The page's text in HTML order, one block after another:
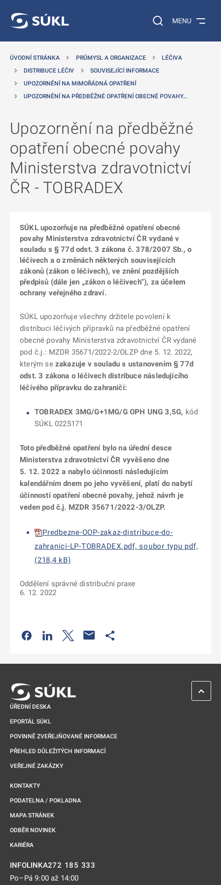
Vyhledávání na
MENU
ÚVODNÍ STRÁNKA PRŮMYSL A ORGANIZACE
LÉČIVA
DISTRIBUCE LÉČIV
SOUVISEJÍCÍ INFORMACE
UPOZORNĚNÍ NA MIMOŘÁDNÁ OPATŘENÍ
UPOZORNĚNÍ NA PŘEDBĚŽNÉ OPATŘENÍ OBECNÉ POVAHY…
Upozornění na předběžné
opatření obecné povahy
Ministerstva zdravotnictví
ČR - TOBRADEX
SÚKL upozorňuje na předběžné opatření obecné
povahy Ministerstva zdravotnictví ČR vydané v
souladu s § 77d odst. 3 zákona č. 378/2007 Sb., o
léčivech a o změnách některých souvisejících
zákonů (zákon o léčivech), ve znění pozdějších
předpisů (dále jen „zákon o léčivech“), za účelem
ochrany veřejného zdraví.
SÚKL upozorňuje všechny držitele povolení k
distribuci léčivých přípravků na předběžné opatření
obecné povahy Ministerstva zdravotnictví ČR vydané
pod č.j.: MZDR 35671/2022-2/OLZP dne 5. 12. 2022,
kterým se zakazuje v souladu s ustanovením § 77d
odst. 3 zákona o léčivech distribuce následujícího
léčivého přípravku do zahraničí:
TOBRADEX 3MG/G+1MG/G OPH UNG 3,5G, kód
SÚKL 0225171
Toto předběžné opatření bylo na úřední desce
Ministerstva zdravotnictví ČR vyvěšeno dne
5. 12. 2022 a nabylo účinnosti následujícím
kalendářním dnem po jeho vyvěšení, platí do nabytí
účinnosti opatření obecné povahy, jehož návrh je
veden pod č.j. MZDR 35671/2022-3/OLZP.
Predbezne-OOP-zakaz-distribuce-do-
zahranici-LP-TOBRADEX.pdf, soubor typu pdf,
(218,4 kB)
Oddělení správné distribuční praxe
6. 12. 2022
Odkaz se otevře na nové kartě
Odkaz se otevře na nové kartě
Odkaz se otevře na nové kartě
ÚŘEDNÍ DESKA
EPORTÁL SÚKL
POVINNĚ ZVEŘEJŇOVANÉ INFORMACE
PŘEHLED DŮLEŽITÝCH INFORMACÍ
VEŘEJNÉ ZAKÁZKY
KONTAKTY
PODATELNA / POKLADNA
MAPA STRÁNEK
ODBĚR NOVINEK
KARIÉRA
INFOLINKA272 185 333
Po–Pá 9:00 až 14:00
ZPĚT